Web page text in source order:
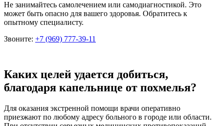
Не занимайтесь самолечением или самодиагностикой. Это
может быть опасно для вашего здоровья. Обратитесь к
опытному специалисту.
Звоните: +7 (969) 777-39-11
Каких целей удается добиться,
благодаря капельнице от похмелья?
Для оказания экстренной помощи врачи оперативно
приезжают по любому адресу больного в городе или области.